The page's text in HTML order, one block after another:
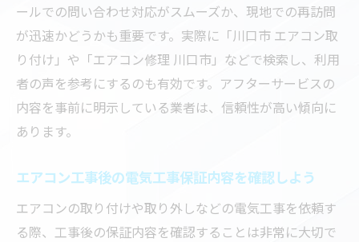
ールでの問い合わせ対応がスムーズか、現地での再訪問
が迅速かどうかも重要です。実際に「川口市 エアコン取
り付け」や「エアコン修理 川口市」などで検索し、利用
者の声を参考にするのも有効です。アフターサービスの
内容を事前に明示している業者は、信頼性が高い傾向に
あります。
エアコン工事後の電気工事保証内容を確認しよう
エアコンの取り付けや取り外しなどの電気工事を依頼す
る際、工事後の保証内容を確認することは非常に大切で